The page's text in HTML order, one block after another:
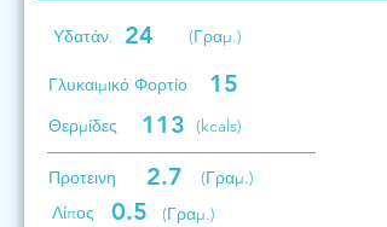
Υδατάν. 24 (Γραμ.)
Γλυκαιμικό Φορτίο 15
Θερμίδες 113 (kcals)
Προτεινη 2.7
(Γραμ.)
Λίπος
0.5 (Γραμ.)